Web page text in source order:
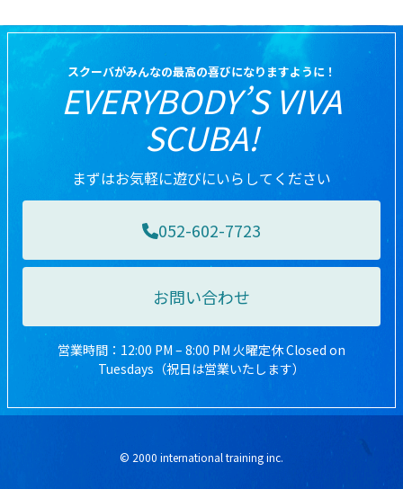
スクーバがみんなの最高の喜びになりますように！
EVERYBODY’S VIVA
SCUBA!
まずはお気軽に遊びにいらしてください
052-602-7723
お問い合わせ
営業時間：12:00 PM – 8:00 PM 火曜定休 Closed on
Tuesdays（祝日は営業いたします）
© 2000 international training inc.